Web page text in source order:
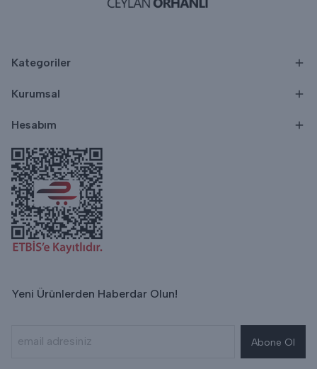
Kategoriler
Kurumsal
Hesabım
Yeni Ürünlerden Haberdar Olun!
Abone Ol